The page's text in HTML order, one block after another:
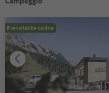
Prenotabile online